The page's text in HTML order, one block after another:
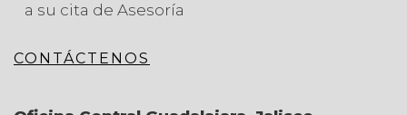
a su cita de Asesoría
CONTÁCTENOS